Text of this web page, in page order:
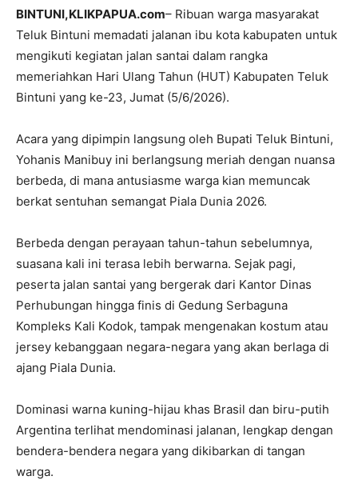
BINTUNI,KLIKPAPUA.com– Ribuan warga masyarakat
Teluk Bintuni memadati jalanan ibu kota kabupaten untuk
mengikuti kegiatan jalan santai dalam rangka
memeriahkan Hari Ulang Tahun (HUT) Kabupaten Teluk
Bintuni yang ke-23, Jumat (5/6/2026).
Acara yang dipimpin langsung oleh Bupati Teluk Bintuni,
Yohanis Manibuy ini berlangsung meriah dengan nuansa
berbeda, di mana antusiasme warga kian memuncak
berkat sentuhan semangat Piala Dunia 2026.
Berbeda dengan perayaan tahun-tahun sebelumnya,
suasana kali ini terasa lebih berwarna. Sejak pagi,
peserta jalan santai yang bergerak dari Kantor Dinas
Perhubungan hingga finis di Gedung Serbaguna
Kompleks Kali Kodok, tampak mengenakan kostum atau
jersey kebanggaan negara-negara yang akan berlaga di
ajang Piala Dunia.
Dominasi warna kuning-hijau khas Brasil dan biru-putih
Argentina terlihat mendominasi jalanan, lengkap dengan
bendera-bendera negara yang dikibarkan di tangan
warga.